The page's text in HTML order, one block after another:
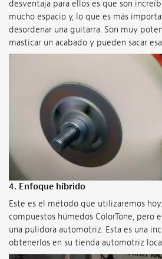
desventaja para ellos es que son
mucho espacio y, lo que es más
desordenar una guitarra. Son muy
masticar un acabado y pueden sacar
4. Enfoque híbrido
Este es el método que utilizaremos
compuestos húmedos ColorTone, pero
una pulidora automotriz. Esta es una
obtenerlos en su tienda automotriz